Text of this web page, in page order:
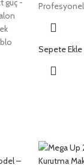
güç -
Sepete Ekle